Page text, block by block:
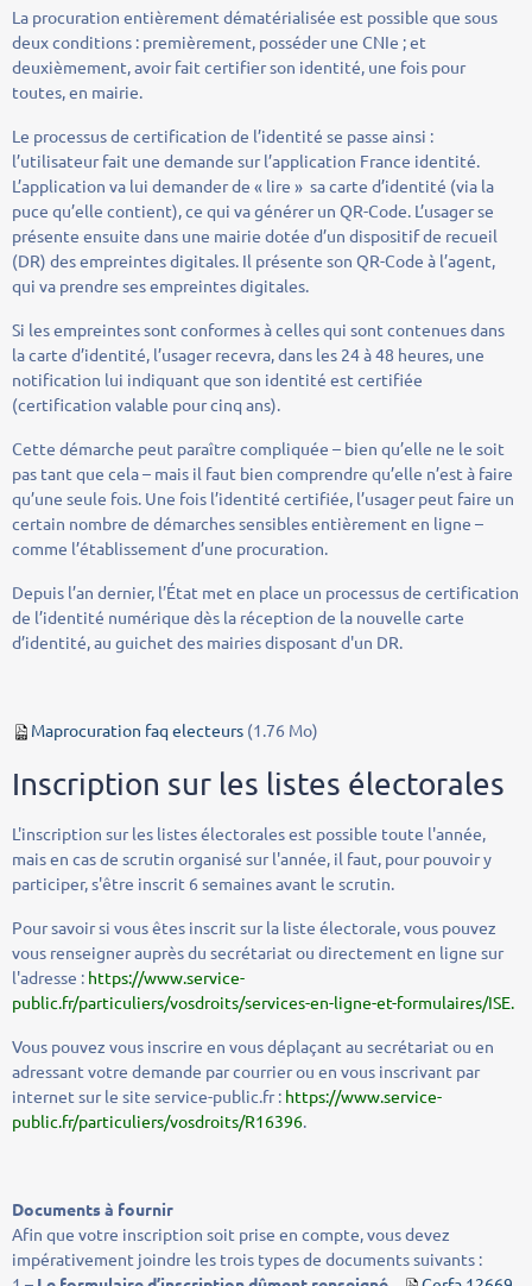
La procuration entièrement dématérialisée est possible que sous
deux conditions : premièrement, posséder une CNIe ; et
deuxièmement, avoir fait certifier son identité, une fois pour
toutes, en mairie.
Le processus de certification de l’identité se passe ainsi :
l’utilisateur fait une demande sur l’application France identité.
L’application va lui demander de « lire » sa carte d’identité (via la
puce qu’elle contient), ce qui va générer un QR-Code. L’usager se
présente ensuite dans une mairie dotée d’un dispositif de recueil
(DR) des empreintes digitales. Il présente son QR-Code à l’agent,
qui va prendre ses empreintes digitales.
Si les empreintes sont conformes à celles qui sont contenues dans
la carte d’identité, l’usager recevra, dans les 24 à 48 heures, une
notification lui indiquant que son identité est certifiée
(certification valable pour cinq ans).
Cette démarche peut paraître compliquée – bien qu’elle ne le soit
pas tant que cela – mais il faut bien comprendre qu’elle n’est à faire
qu’une seule fois. Une fois l’identité certifiée, l’usager peut faire un
certain nombre de démarches sensibles entièrement en ligne –
comme l’établissement d’une procuration.
Depuis l’an dernier, l’État met en place un processus de certification
de l’identité numérique dès la réception de la nouvelle carte
d’identité, au guichet des mairies disposant d'un DR.
Maprocuration faq electeurs (1.76 Mo)
Inscription sur les listes électorales
L'inscription sur les listes électorales est possible toute l'année,
mais en cas de scrutin organisé sur l'année, il faut, pour pouvoir y
participer, s'être inscrit 6 semaines avant le scrutin.
Pour savoir si vous êtes inscrit sur la liste électorale, vous pouvez
vous renseigner auprès du secrétariat ou directement en ligne sur
l'adresse : https://www.service-
public.fr/particuliers/vosdroits/services-en-ligne-et-formulaires/ISE.
Vous pouvez vous inscrire en vous déplaçant au secrétariat ou en
adressant votre demande par courrier ou en vous inscrivant par
internet sur le site service-public.fr : https://www.service-
public.fr/particuliers/vosdroits/R16396.
Documents à fournir
Afin que votre inscription soit prise en compte, vous devez
impérativement joindre les trois types de documents suivants :